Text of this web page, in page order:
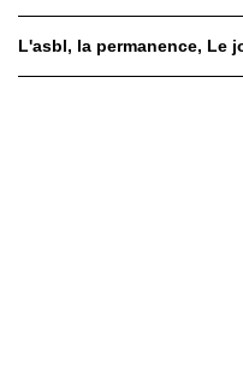
L'asbl la permanence Le